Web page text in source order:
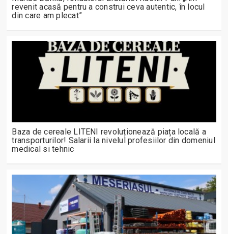
revenit acasă pentru a construi ceva autentic, în locul
din care am plecat”
Baza de cereale LITENI revoluționează piața locală a
transporturilor! Salarii la nivelul profesiilor din domeniul
medical si tehnic